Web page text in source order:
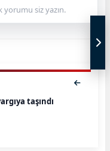
yorumu siz yazın.
taşındı